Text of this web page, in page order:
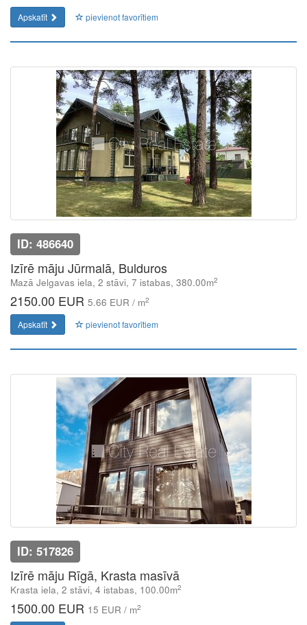
Apskatīt pievienot favorītiem
ID: 486640
Izīrē māju Jūrmalā, Bulduros
Mazā Jelgavas iela, 2 stāvi, 7 istabas, 380.00m2
2150.00 EUR 5.66 EUR / m2
Apskatīt pievienot favorītiem
ID: 517826
Izīrē māju Rīgā, Krasta masīvā
Krasta iela, 2 stāvi, 4 istabas, 100.00m2
1500.00 EUR 15 EUR / m2